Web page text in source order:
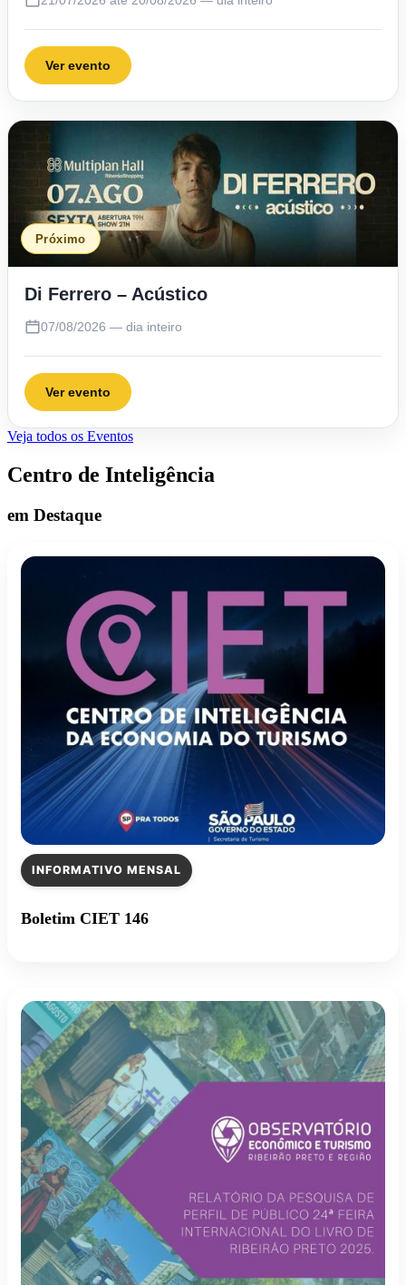
Ver evento
Próximo
Di Ferrero – Acústico
07/08/2026 — dia inteiro
Ver evento
Veja todos os Eventos
Centro de Inteligência
em Destaque
INFORMATIVO MENSAL
Boletim CIET 146